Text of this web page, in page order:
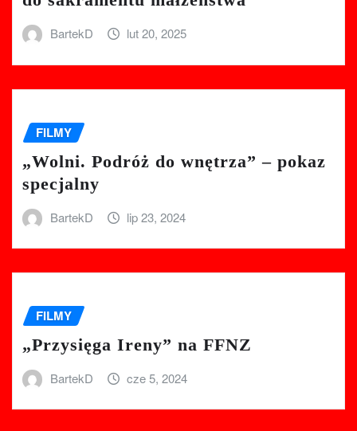
BartekD lut 20, 2025
FILMY
„Wolni. Podróż do wnętrza” – pokaz
specjalny
BartekD lip 23, 2024
FILMY
„Przysięga Ireny” na FFNZ
BartekD cze 5, 2024